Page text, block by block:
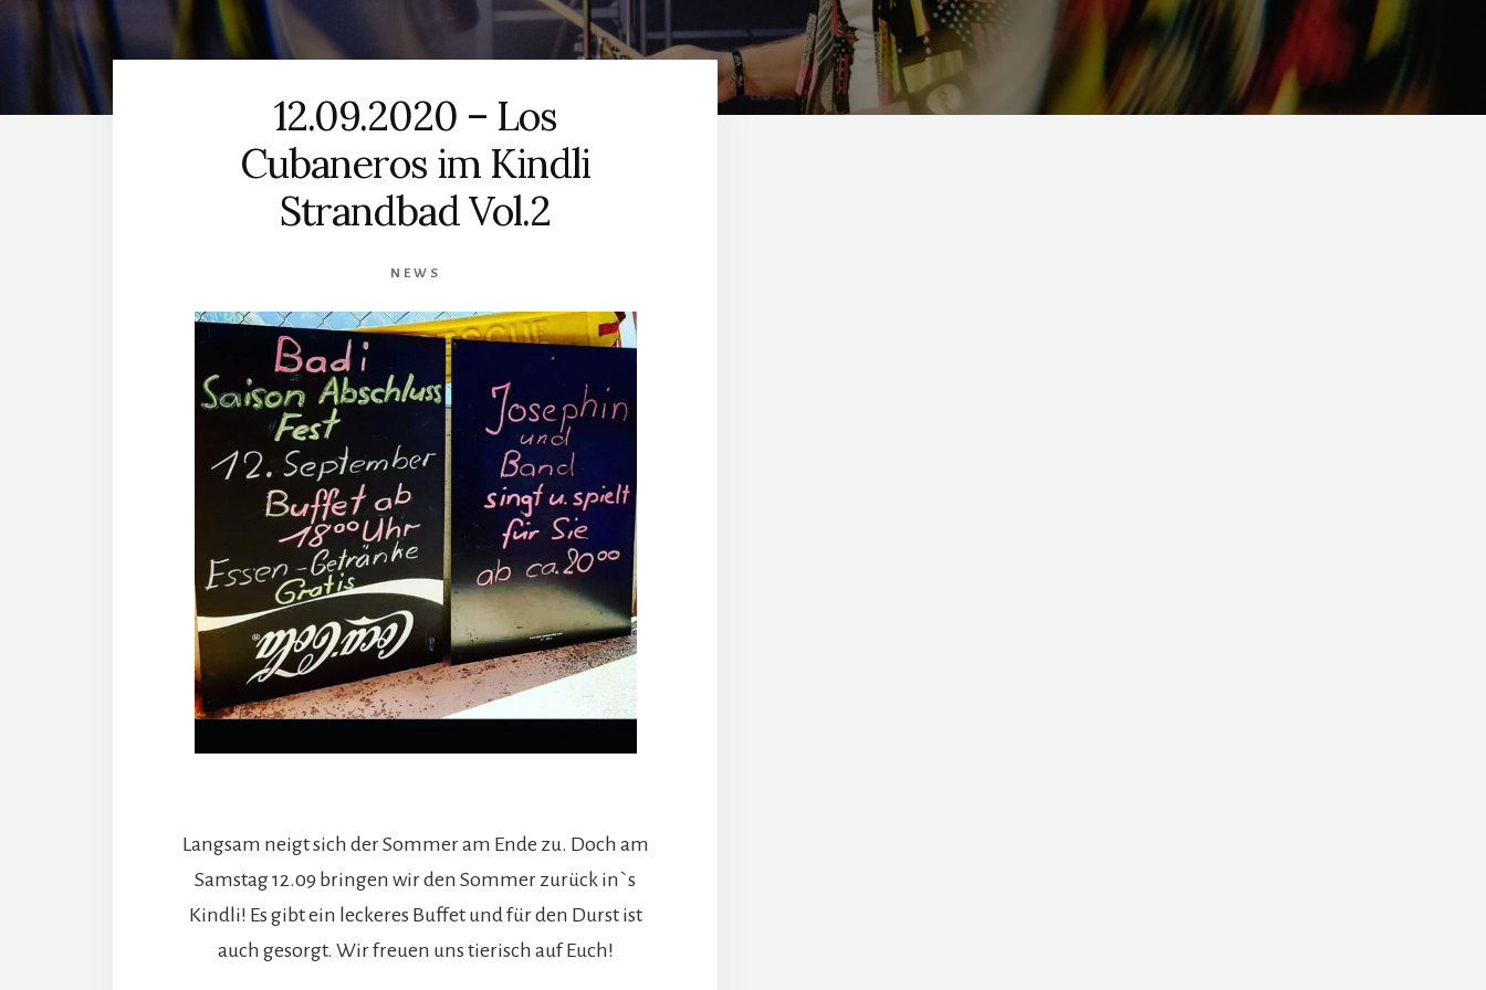
12.09.2020 – Los
Cubaneros im Kindli
Strandbad Vol.2
NEWS
Langsam neigt sich der Sommer am Ende zu. Doch am
Samstag 12.09 bringen wir den Sommer zurück in`s
Kindli! Es gibt ein leckeres Buffet und für den Durst ist
auch gesorgt. Wir freuen uns tierisch auf Euch!